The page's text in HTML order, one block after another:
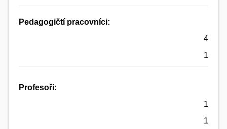
Pedagogičtí pracovníci:
4
1
Profesoři:
1
1